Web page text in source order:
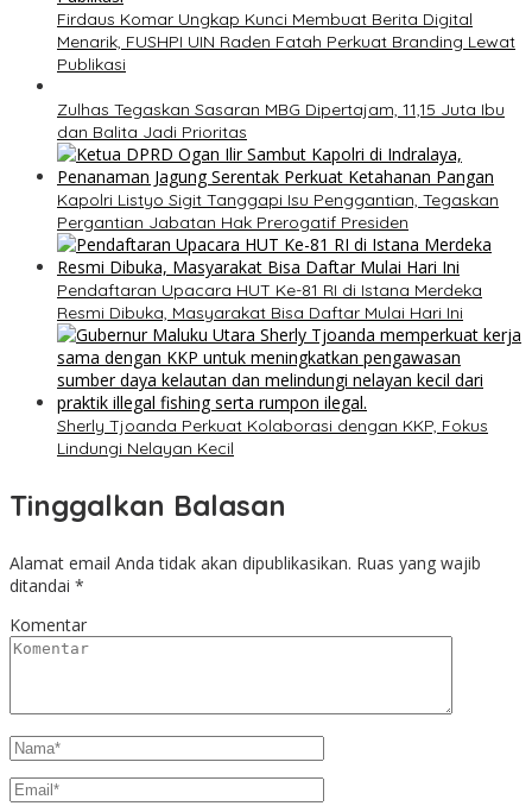
Firdaus Komar Ungkap Kunci Membuat Berita Digital
Menarik, FUSHPI UIN Raden Fatah Perkuat Branding Lewat
Publikasi
Zulhas Tegaskan Sasaran MBG Dipertajam, 11,15 Juta Ibu
dan Balita Jadi Prioritas
Kapolri Listyo Sigit Tanggapi Isu Penggantian, Tegaskan
Pergantian Jabatan Hak Prerogatif Presiden
Pendaftaran Upacara HUT Ke-81 RI di Istana Merdeka
Resmi Dibuka, Masyarakat Bisa Daftar Mulai Hari Ini
Sherly Tjoanda Perkuat Kolaborasi dengan KKP, Fokus
Lindungi Nelayan Kecil
Tinggalkan Balasan
Alamat email Anda tidak akan dipublikasikan. Ruas yang wajib
ditandai *
Komentar